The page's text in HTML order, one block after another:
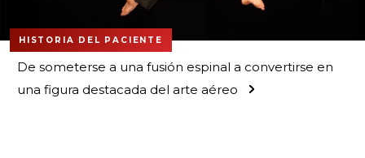
HISTORIA DEL PACIENTE
De someterse a una fusión espinal a convertirse en
una figura destacada del arte aéreo